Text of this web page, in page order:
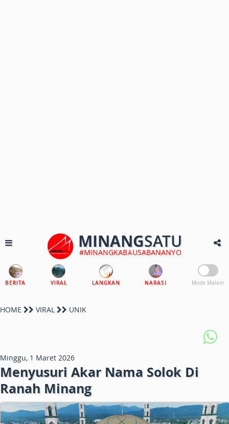
MINANGSATU
#MINANGKABAUSABANANYO
BERITA VIRAL LANGKAN NARASI Mode Malam
HOME VIRAL UNIK
Minggu, 1 Maret 2026
Menyusuri Akar Nama Solok Di
Ranah Minang